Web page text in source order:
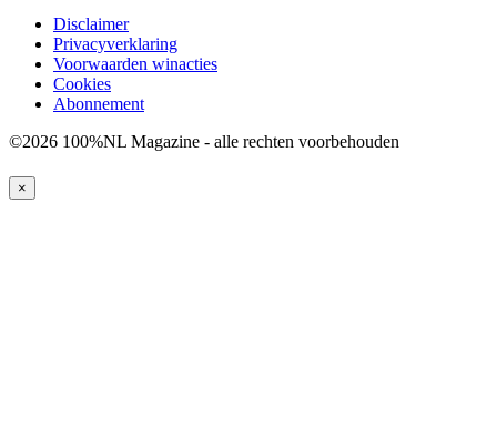
Disclaimer
Privacyverklaring
Voorwaarden winacties
Cookies
Abonnement
©2026 100%NL Magazine - alle rechten voorbehouden
×